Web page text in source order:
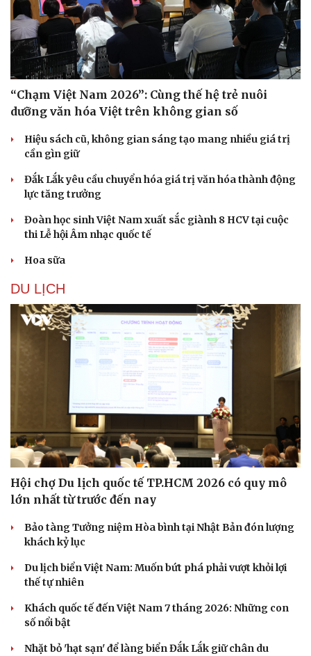
Nam khoa
Làm đẹp - giảm cân
Phòng mạch online
Ăn sạch sống khỏe
“Chạm Việt Nam 2026”: Cùng thế hệ trẻ nuôi
dưỡng văn hóa Việt trên không gian số
Hiệu sách cũ, không gian sáng tạo mang nhiều giá trị
cần gìn giữ
Đắk Lắk yêu cầu chuyển hóa giá trị văn hóa thành động
lực tăng trưởng
Đoàn học sinh Việt Nam xuất sắc giành 8 HCV tại cuộc
thi Lễ hội Âm nhạc quốc tế
Hoa sữa
DU LỊCH
Hội chợ Du lịch quốc tế TP.HCM 2026 có quy mô
lớn nhất từ trước đến nay
Bảo tàng Tưởng niệm Hòa bình tại Nhật Bản đón lượng
khách kỷ lục
Du lịch biển Việt Nam: Muốn bứt phá phải vượt khỏi lợi
thế tự nhiên
Khách quốc tế đến Việt Nam 7 tháng 2026: Những con
số nổi bật
Nhặt bỏ 'hạt sạn' để làng biển Đắk Lắk giữ chân du